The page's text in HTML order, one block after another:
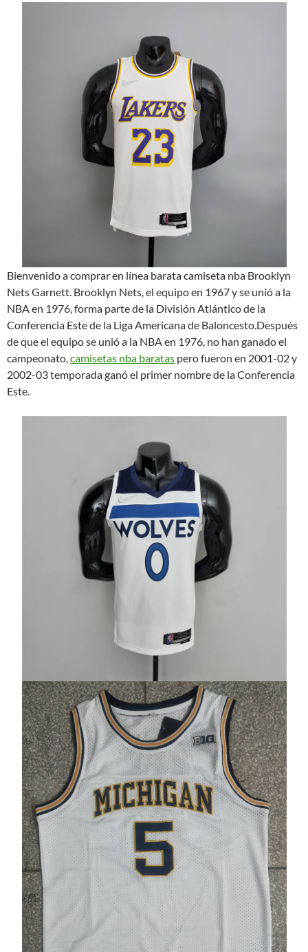
Bienvenido a comprar en línea barata camiseta nba Brooklyn
Nets Garnett. Brooklyn Nets, el equipo en 1967 y se unió a la
NBA en 1976, forma parte de la División Atlántico de la
Conferencia Este de la Liga Americana de Baloncesto.Después
de que el equipo se unió a la NBA en 1976, no han ganado el
campeonato,camisetas nba baratas pero fueron en 2001-02 y
2002-03 temporada ganó el primer nombre de la Conferencia
Este.